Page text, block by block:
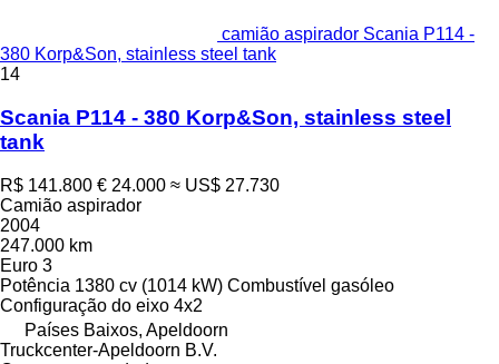
camião aspirador Scania P114 -
380 Korp&Son, stainless steel tank
14
Scania P114 - 380 Korp&Son, stainless steel
tank
R$ 141.800 € 24.000 ≈ US$ 27.730
Camião aspirador
2004
247.000 km
Euro 3
Potência 1380 cv (1014 kW) Combustível gasóleo
Configuração do eixo 4x2
Países Baixos, Apeldoorn
Truckcenter-Apeldoorn B.V.